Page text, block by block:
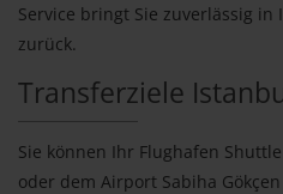
Service bringt Sie zuverlässig
zurück.
Transferziele
Sie können Ihr Flughafen
oder dem Airport Sabiha